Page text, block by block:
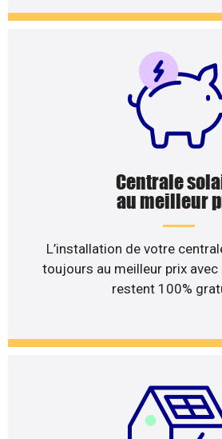
Centrale
au meilleur
L’installation de votre
toujours au meilleur prix avec
restent 100%